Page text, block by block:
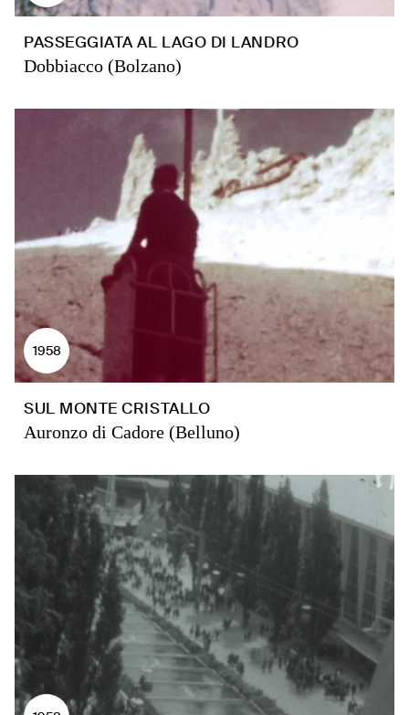
PASSEGGIATA AL LAGO DI LANDRO
Dobbiacco (Bolzano)
1958
SUL MONTE CRISTALLO
Auronzo di Cadore (Belluno)